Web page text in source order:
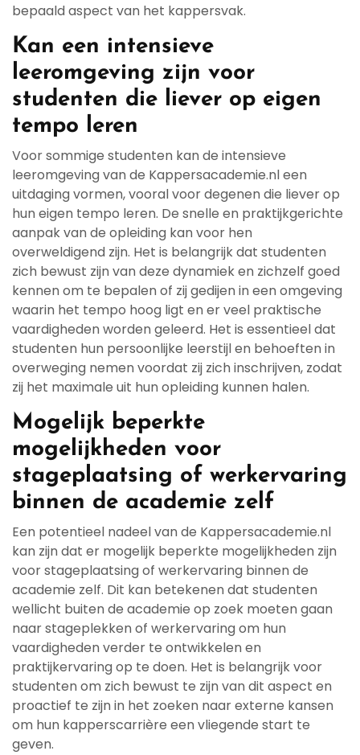
bepaald aspect van het kappersvak.
Kan een intensieve
leeromgeving zijn voor
studenten die liever op eigen
tempo leren
Voor sommige studenten kan de intensieve
leeromgeving van de Kappersacademie.nl een
uitdaging vormen, vooral voor degenen die liever op
hun eigen tempo leren. De snelle en praktijkgerichte
aanpak van de opleiding kan voor hen
overweldigend zijn. Het is belangrijk dat studenten
zich bewust zijn van deze dynamiek en zichzelf goed
kennen om te bepalen of zij gedijen in een omgeving
waarin het tempo hoog ligt en er veel praktische
vaardigheden worden geleerd. Het is essentieel dat
studenten hun persoonlijke leerstijl en behoeften in
overweging nemen voordat zij zich inschrijven, zodat
zij het maximale uit hun opleiding kunnen halen.
Mogelijk beperkte
mogelijkheden voor
stageplaatsing of werkervaring
binnen de academie zelf
Een potentieel nadeel van de Kappersacademie.nl
kan zijn dat er mogelijk beperkte mogelijkheden zijn
voor stageplaatsing of werkervaring binnen de
academie zelf. Dit kan betekenen dat studenten
wellicht buiten de academie op zoek moeten gaan
naar stageplekken of werkervaring om hun
vaardigheden verder te ontwikkelen en
praktijkervaring op te doen. Het is belangrijk voor
studenten om zich bewust te zijn van dit aspect en
proactief te zijn in het zoeken naar externe kansen
om hun kapperscarrière een vliegende start te
geven.